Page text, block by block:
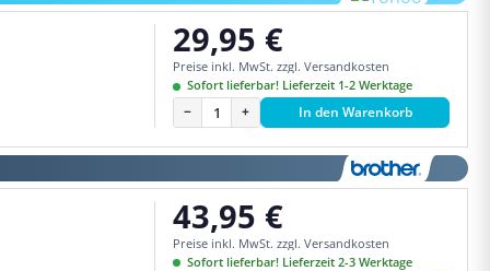
Regulärer Preis:
29,95 €
Preise inkl. MwSt. zzgl. Versandkosten
Sofort lieferbar! Lieferzeit 1-2 Werktage
− + In den Warenkorb
Regulärer Preis:
43,95 €
Preise inkl. MwSt. zzgl. Versandkosten
Sofort lieferbar! Lieferzeit 2-3 Werktage